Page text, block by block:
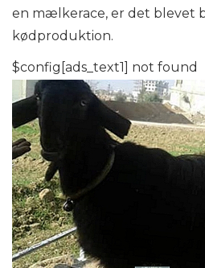
en mælkerace, er det blevet
kødproduktion.
$config[ads_text1] not found